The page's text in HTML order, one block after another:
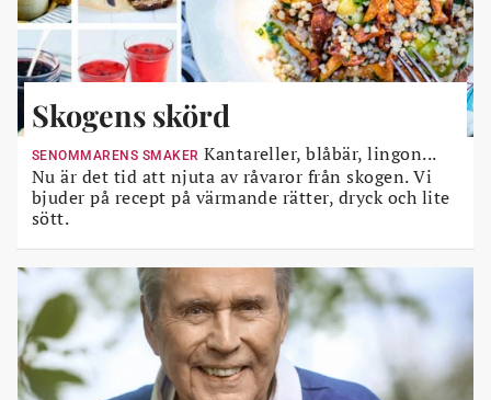
Skogens skörd
SENOMMARENS SMAKER Kantareller, blåbär, lingon...
Nu är det tid att njuta av råvaror från skogen. Vi
bjuder på recept på värmande rätter, dryck och lite
sött.